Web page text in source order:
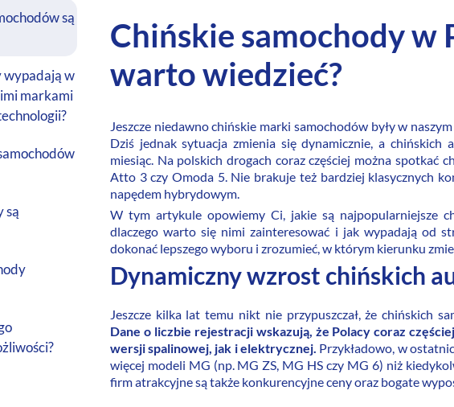
są
wypadają w
markami
są
Chińskie samochody w
warto wiedzieć?
Jeszcze niedawno chińskie marki samochodów były w
Dziś jednak sytuacja zmienia się dynamicznie, a chińskich
miesiąc. Na polskich drogach coraz częściej można spotkać
Atto 3 czy Omoda 5. Nie brakuje też bardziej klasycznych
napędem hybrydowym.
W tym artykule opowiemy Ci, jakie są najpopularniejsze
dlaczego warto się nimi zainteresować i jak wypadają od
dokonać lepszego wyboru i zrozumieć, w którym kierunku
Dynamiczny wzrost chińskich
Jeszcze kilka lat temu nikt nie przypuszczał, że chińskich
Dane o liczbie rejestracji wskazują, że Polacy coraz
wersji spalinowej, jak i elektrycznej. Przykładowo, w
więcej modeli MG (np. MG ZS, MG HS czy MG 6) niż
firm atrakcyjne są także konkurencyjne ceny oraz bogate